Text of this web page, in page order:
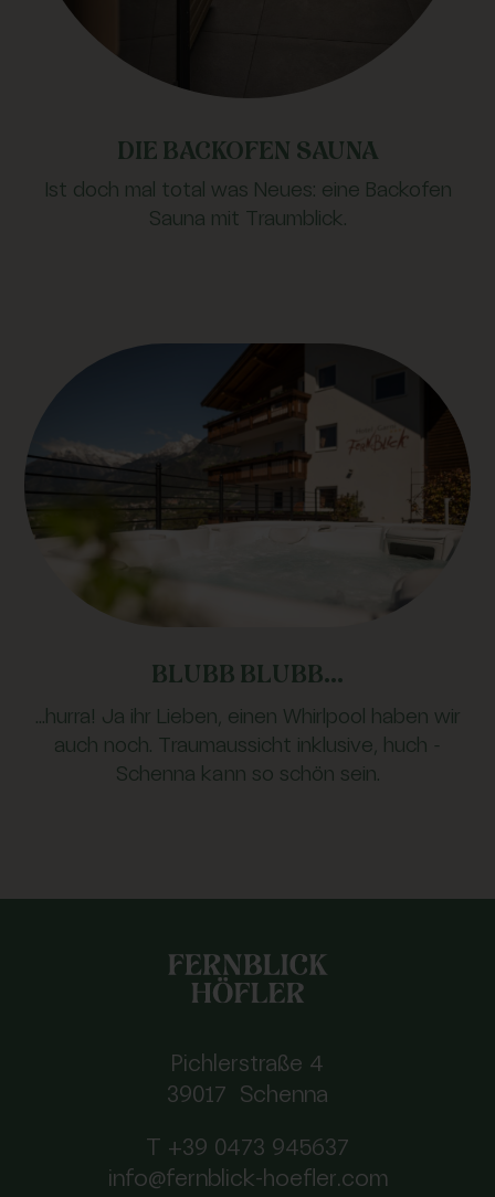
DIE BACKOFEN SAUNA
Ist doch mal total was Neues: eine Backofen
Sauna mit Traumblick.
BLUBB BLUBB...
...hurra! Ja ihr Lieben, einen Whirlpool haben wir
auch noch. Traumaussicht inklusive, huch -
Schenna kann so schön sein.
Pichlerstraße 4
39017 Schenna
T +39 0473 945637
info@fernblick-hoefler.com